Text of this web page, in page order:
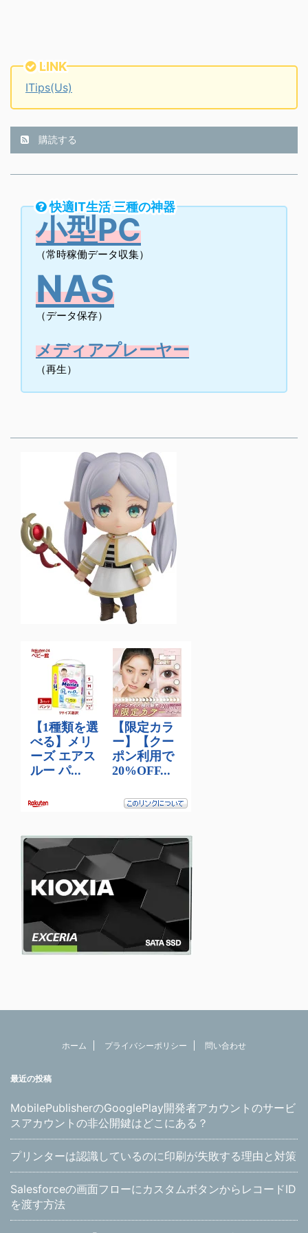
LINK
ITips(Us)
購読する
快適IT生活 三種の神器
小型PC
（常時稼働データ収集）
NAS
（データ保存）
メディアプレーヤー
（再生）
ホーム プライバシーポリシー 問い合わせ
最近の投稿
MobilePublisherのGooglePlay開発者アカウントのサービ
スアカウントの非公開鍵はどこにある？
プリンターは認識しているのに印刷が失敗する理由と対策
Salesforceの画面フローにカスタムボタンからレコードID
を渡す方法